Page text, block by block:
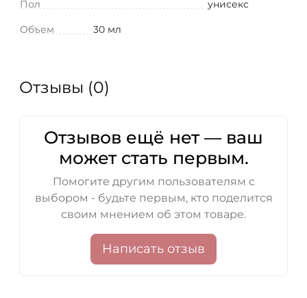
Пол
унисекс
Объем 30 мл
Отзывы (0)
Отзывов ещё нет — ваш
может стать первым.
Помогите другим пользователям с
выбором - будьте первым, кто поделится
своим мнением об этом товаре.
Написать отзыв